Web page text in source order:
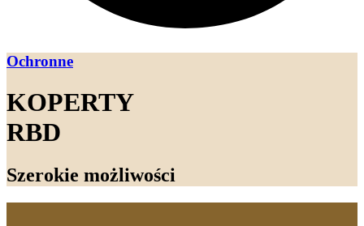
Ochronne
KOPERTY
RBD
Szerokie możliwości